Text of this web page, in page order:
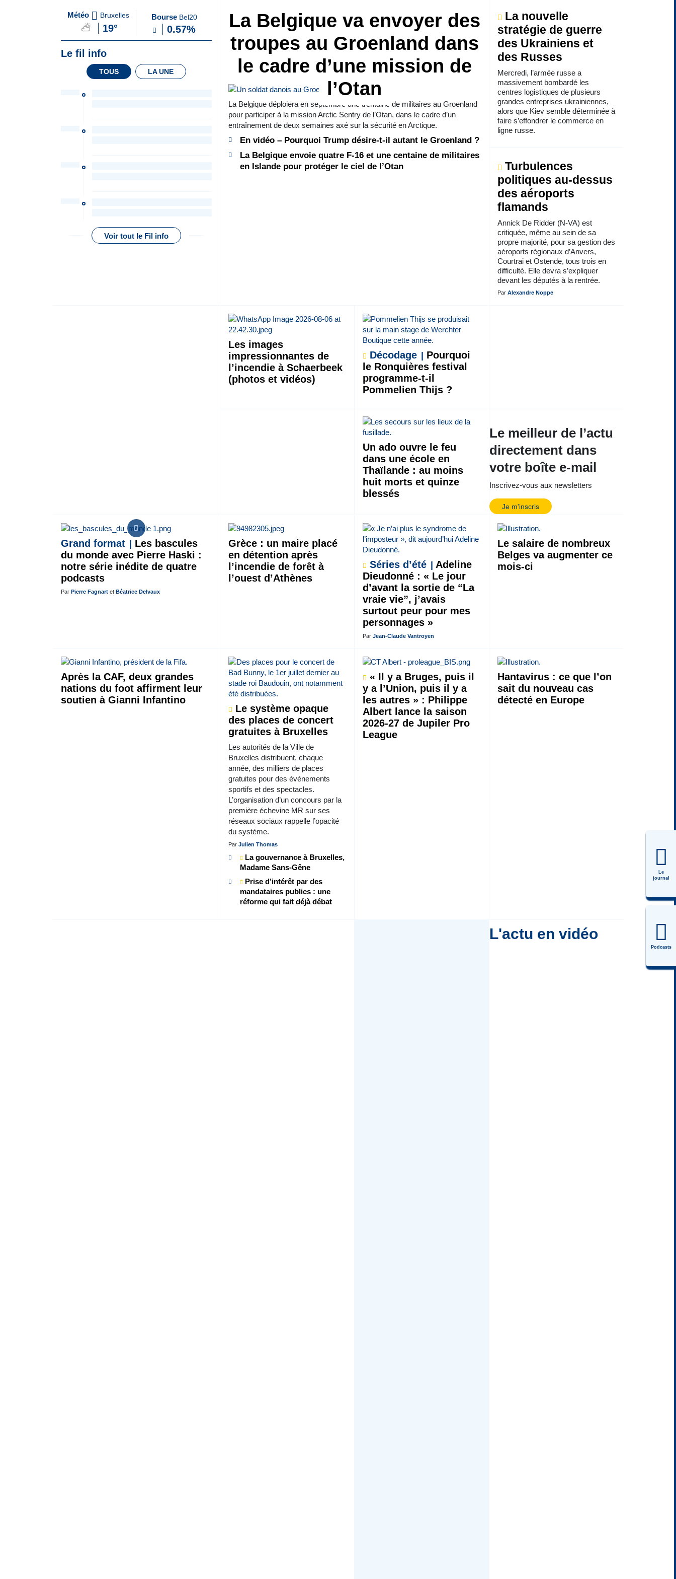
Le
journal
Podcasts
du Soir
Une
La Belgique va envoyer des
troupes au Groenland dans
le cadre d’une mission de
l’Otan
La Belgique déploiera en septembre une trentaine de militaires au Groenland
pour participer à la mission Arctic Sentry de l’Otan, dans le cadre d’un
entraînement de deux semaines axé sur la sécurité en Arctique.
En vidéo – Pourquoi Trump désire-t-il autant le Groenland ?
La Belgique envoie quatre F-16 et une centaine de militaires
en Islande pour protéger le ciel de l’Otan
La nouvelle
stratégie de guerre
des Ukrainiens et
des Russes
Mercredi, l’armée russe a
massivement bombardé les
centres logistiques de plusieurs
grandes entreprises ukrainiennes,
alors que Kiev semble déterminée à
faire s’effondrer le commerce en
ligne russe.
Turbulences
politiques au-dessus
des aéroports
flamands
Annick De Ridder (N-VA) est
critiquée, même au sein de sa
propre majorité, pour sa gestion des
aéroports régionaux d’Anvers,
Courtrai et Ostende, tous trois en
difficulté. Elle devra s’expliquer
devant les députés à la rentrée.
Par Alexandre Noppe
Les images
impressionnantes de
l’incendie à Schaerbeek
(photos et vidéos)
Décodage
Pourquoi
le Ronquières festival
programme-t-il
Pommelien Thijs ?
Un ado ouvre le feu
dans une école en
Thaïlande : au moins
huit morts et quinze
blessés
Météo Bruxelles
19°
Bourse Bel20
0.57%
Le fil info
LA UNE
TOUS
Voir tout le Fil info
Le meilleur de l’actu
directement dans
votre boîte e-mail
Inscrivez-vous aux newsletters
Je m'inscris
Grand format
Les bascules
du monde avec Pierre Haski :
notre série inédite de quatre
podcasts
Par Pierre Fagnartet Béatrice Delvaux
Grèce : un maire placé
en détention après
l’incendie de forêt à
l’ouest d’Athènes
Séries d’été
Adeline
Dieudonné : « Le jour
d’avant la sortie de “La
vraie vie”, j’avais
surtout peur pour mes
personnages »
ParJean-Claude Vantroyen
Le salaire de nombreux
Belges va augmenter ce
mois-ci
Après la CAF, deux grandes
nations du foot affirment leur
soutien à Gianni Infantino
Le système opaque
des places de concert
gratuites à Bruxelles
Les autorités de la Ville de
Bruxelles distribuent, chaque
année, des milliers de places
gratuites pour des événements
sportifs et des spectacles.
L’organisation d’un concours par la
première échevine MR sur ses
réseaux sociaux rappelle l’opacité
du système.
Par Julien Thomas
La gouvernance à Bruxelles,
Madame Sans-Gêne
Prise d’intérêt par des
mandataires publics : une
réforme qui fait déjà débat
« Il y a Bruges, puis il
y a l’Union, puis il y a
les autres » : Philippe
Albert lance la saison
2026-27 de Jupiler Pro
League
Hantavirus : ce que l’on
sait du nouveau cas
détecté en Europe
L'actu en vidéo